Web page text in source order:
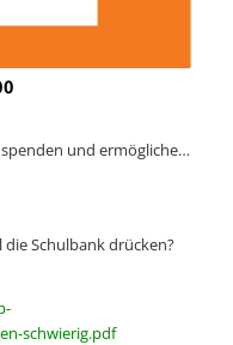
spenden und ermögliche…
Schulbank drücken?
schwierig.pdf